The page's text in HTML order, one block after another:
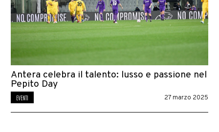
Antera celebra il talento: lusso e passione nel
Pepito Day
EVENTI 27 marzo 2025